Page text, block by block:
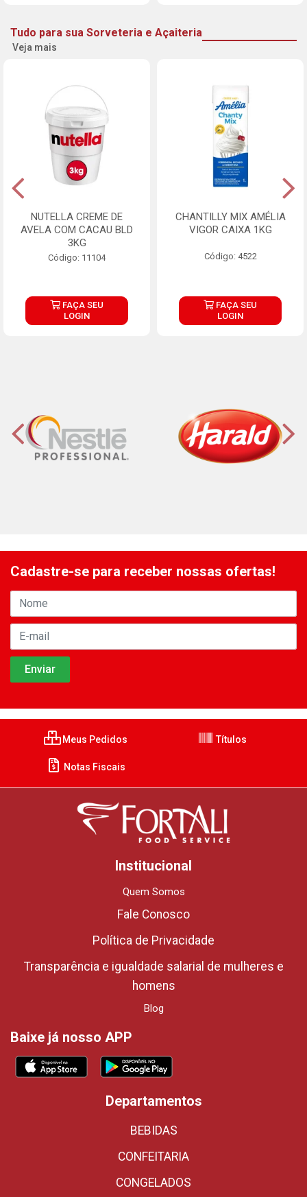
Tudo para sua Sorveteria e Açaiteria
Veja mais
NUTELLA CREME DE
AVELA COM CACAU BLD
3KG
Código: 11104
FAÇA SEU
LOGIN
CHANTILLY MIX AMÉLIA
VIGOR CAIXA 1KG
Código: 4522
FAÇA SEU
LOGIN
Cadastre-se para receber nossas ofertas!
Meus Pedidos Títulos
Notas Fiscais
Institucional
Quem Somos
Fale Conosco
Política de Privacidade
Transparência e igualdade salarial de mulheres e
homens
Blog
Baixe já nosso APP
Departamentos
BEBIDAS
CONFEITARIA
CONGELADOS